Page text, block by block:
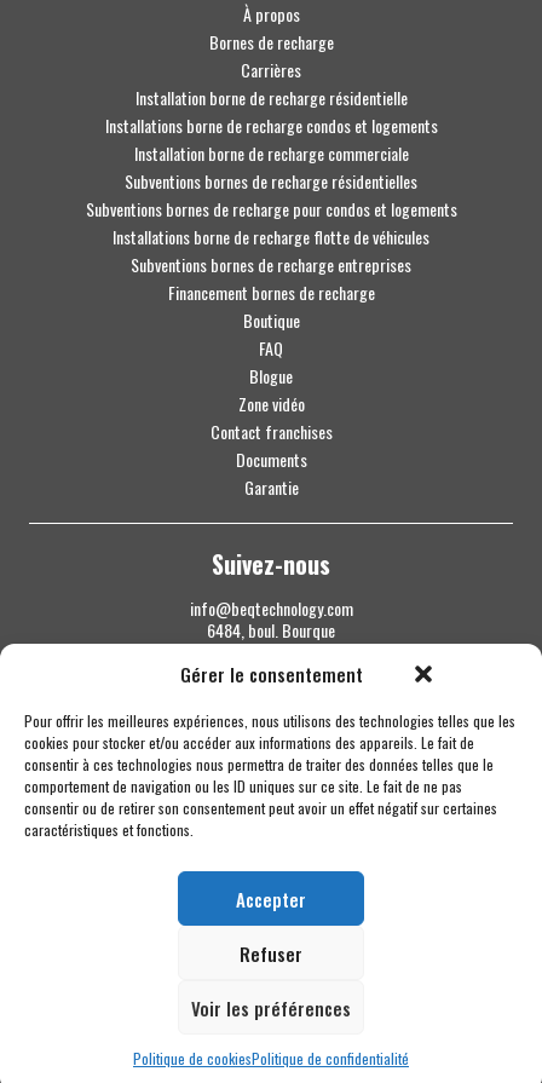
Gérer le consentement
Pour offrir les meilleures expériences, nous utilisons des technologies telles que les
cookies pour stocker et/ou accéder aux informations des appareils. Le fait de
consentir à ces technologies nous permettra de traiter des données telles que le
comportement de navigation ou les ID uniques sur ce site. Le fait de ne pas
consentir ou de retirer son consentement peut avoir un effet négatif sur certaines
caractéristiques et fonctions.
Accepter
Refuser
Voir les préférences
Politique de cookiesPolitique de confidentialité
À propos
Bornes de recharge
Carrières
Installation borne de recharge résidentielle
Installations borne de recharge condos et logements
Installation borne de recharge commerciale
Subventions bornes de recharge résidentielles
Subventions bornes de recharge pour condos et logements
Installations borne de recharge flotte de véhicules
Subventions bornes de recharge entreprises
Financement bornes de recharge
Boutique
FAQ
Blogue
Zone vidéo
Contact franchises
Documents
Garantie
Suivez-nous
info@beqtechnology.com
6484, boul. Bourque
Sherbrooke QC J1N 1H3
1 844 427-7800
Copyright © 2026 BEQ Technology MC - Tous droits réservés